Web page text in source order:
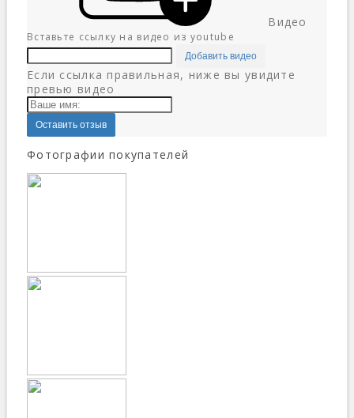
Видео
Вставьте ссылку на видео из youtube
Добавить видео
Если ссылка правильная, ниже вы увидите
превью видео
Оставить отзыв
Фотографии покупателей